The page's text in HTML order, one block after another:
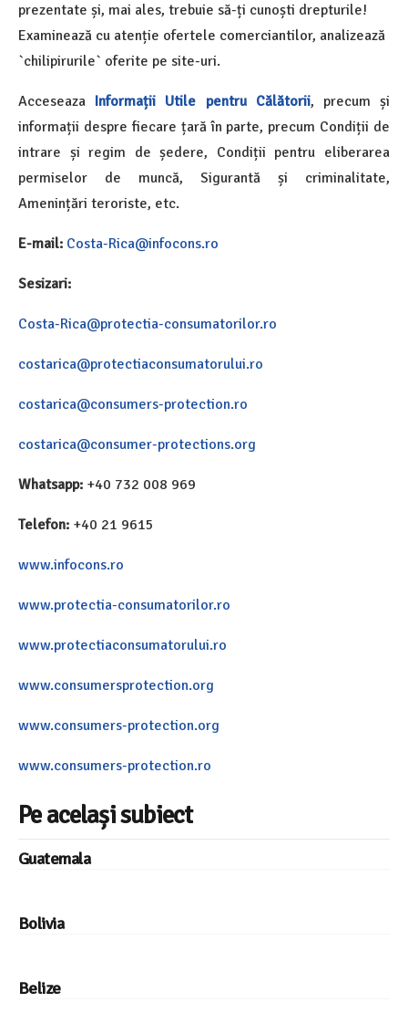
prezentate și, mai ales, trebuie să-ți cunoști drepturile!
Examinează cu atenție ofertele comerciantilor, analizează
`chilipirurile` oferite pe site-uri.
Acceseaza Informații Utile pentru Călătorii, precum și
informații despre fiecare țară în parte, precum Condiții de
intrare și regim de ședere, Condiții pentru eliberarea
permiselor de muncă, Sigurantă și criminalitate,
Amenințări teroriste, etc.
E-mail: Costa-Rica@infocons.ro
Sesizari:
Costa-Rica@protectia-consumatorilor.ro
costarica@protectiaconsumatorului.ro
costarica@consumers-protection.ro
costarica@consumer-protections.org
Whatsapp: +40 732 008 969
Telefon: +40 21 9615
www.infocons.ro
www.protectia-consumatorilor.ro
www.protectiaconsumatorului.ro
www.consumersprotection.org
www.consumers-protection.org
www.consumers-protection.ro
Pe același subiect
Guatemala
Bolivia
Belize